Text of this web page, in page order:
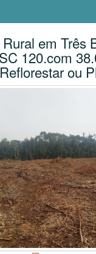
em Três
120.com
Reflorestar ou